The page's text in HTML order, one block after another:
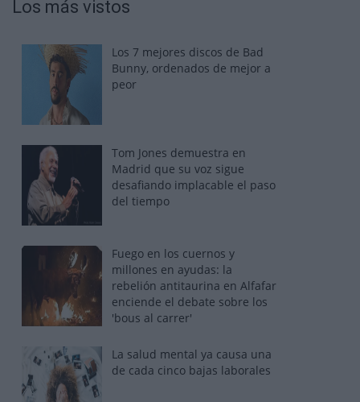
Los más vistos
Los 7 mejores discos de Bad
Bunny, ordenados de mejor a
peor
Tom Jones demuestra en
Madrid que su voz sigue
desafiando implacable el paso
del tiempo
Fuego en los cuernos y
millones en ayudas: la
rebelión antitaurina en Alfafar
enciende el debate sobre los
'bous al carrer'
La salud mental ya causa una
de cada cinco bajas laborales